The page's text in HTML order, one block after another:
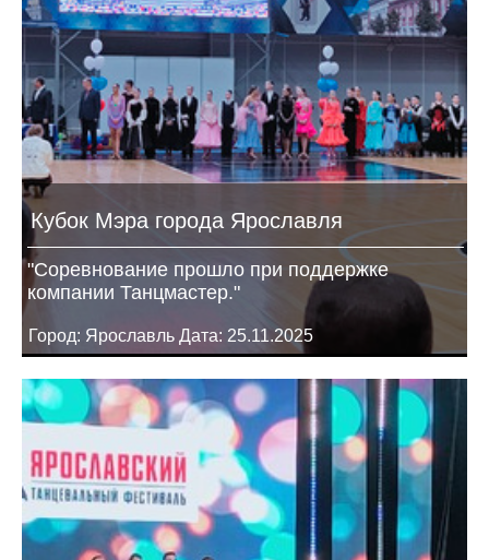
Кубок Мэра города Ярославля
"Соревнование прошло при поддержке
компании Танцмастер."
Город: Ярославль Дата: 25.11.2025